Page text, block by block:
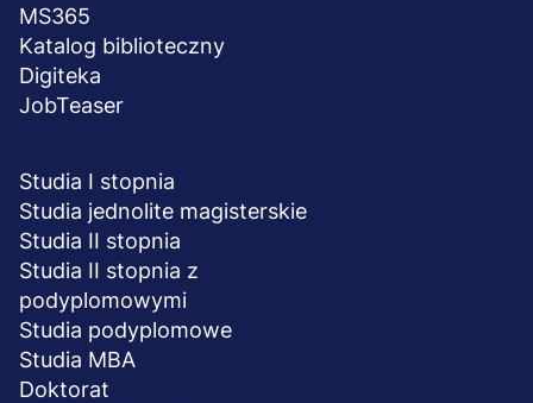
MS365
Katalog biblioteczny
Digiteka
JobTeaser
Studia I stopnia
Studia jednolite magisterskie
Studia II stopnia
Studia II stopnia z
podyplomowymi
Studia podyplomowe
Studia MBA
Doktorat